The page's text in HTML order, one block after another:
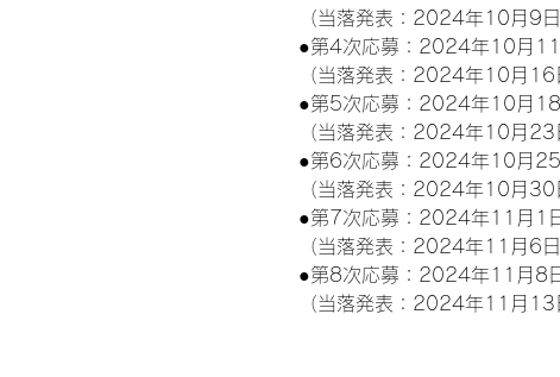
（当落発表：2024年10月9
●第4次応募：2024年10月
（当落発表：2024年10月16
●第5次応募：2024年10月
（当落発表：2024年10月23
●第6次応募：2024年10月
（当落発表：2024年10月30
●第7次応募：2024年11月1
（当落発表：2024年11月6
●第8次応募：2024年11月8
（当落発表：2024年11月13